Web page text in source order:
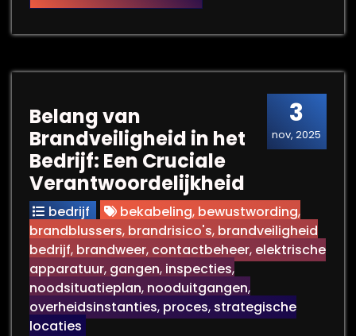
3
nov, 2025
Belang van
Brandveiligheid in het
Bedrijf: Een Cruciale
Verantwoordelijkheid
bedrijf bekabeling, bewustwording,
brandblussers, brandrisico's, brandveiligheid
bedrijf, brandweer, contactbeheer, elektrische
apparatuur, gangen, inspecties,
noodsituatieplan, nooduitgangen,
overheidsinstanties, proces, strategische
locaties